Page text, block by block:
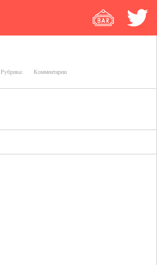
Рубрика: Комментарии